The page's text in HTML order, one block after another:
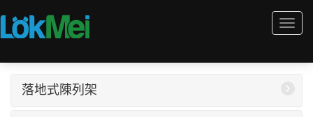
落地式陳列架